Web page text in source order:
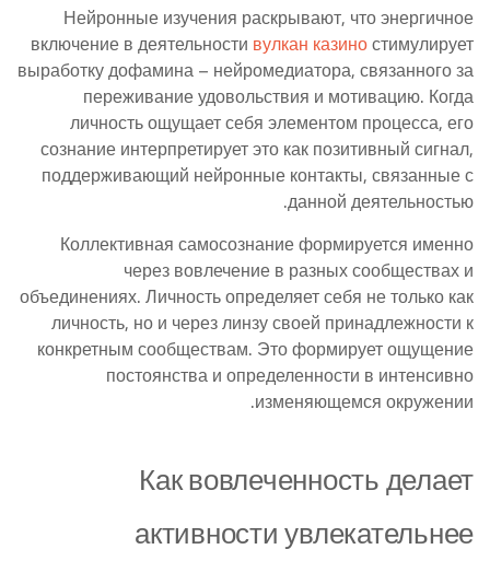
Нейронные изучения раскрывают, что энергичное
включение в деятельности вулкан казиностимулирует
выработку дофамина – нейромедиатора, связанного за
переживание удовольствия и мотивацию. Когда
личность ощущает себя элементом процесса, его
сознание интерпретирует это как позитивный сигнал,
поддерживающий нейронные контакты, связанные с
данной деятельностью.
Коллективная самосознание формируется именно
через вовлечение в разных сообществах и
объединениях. Личность определяет себя не только как
личность, но и через линзу своей принадлежности к
конкретным сообществам. Это формирует ощущение
постоянства и определенности в интенсивно
изменяющемся окружении.
Как вовлеченность делает
активности увлекательнее